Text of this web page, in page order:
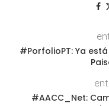
#PorfolioPT: Ya
#AACC_Net: